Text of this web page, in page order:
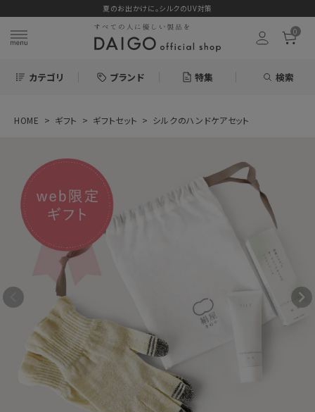
夏のお出かけに。シルクのUV対策
0
カテゴリ ブランド 特集 検索
search
ログイン
シルクのハンドケ
3,179円 (税込)
新着＆再入荷商品
カテゴリーから探す
HOME ギフト ギフトセット シルクのハンドケアセット